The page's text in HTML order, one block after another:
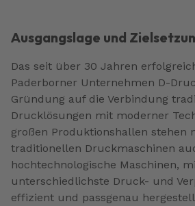
Ausgangslage und
Das seit über 30 Jahren
Paderborner Unternehmen D-
Gründung auf die Verbindung
Drucklösungen mit moderner
großen Produktionshallen stehen
traditionellen Druckmaschinen
hochtechnologische Maschinen,
unterschiedlichste Druck- und
effizient und passgenau